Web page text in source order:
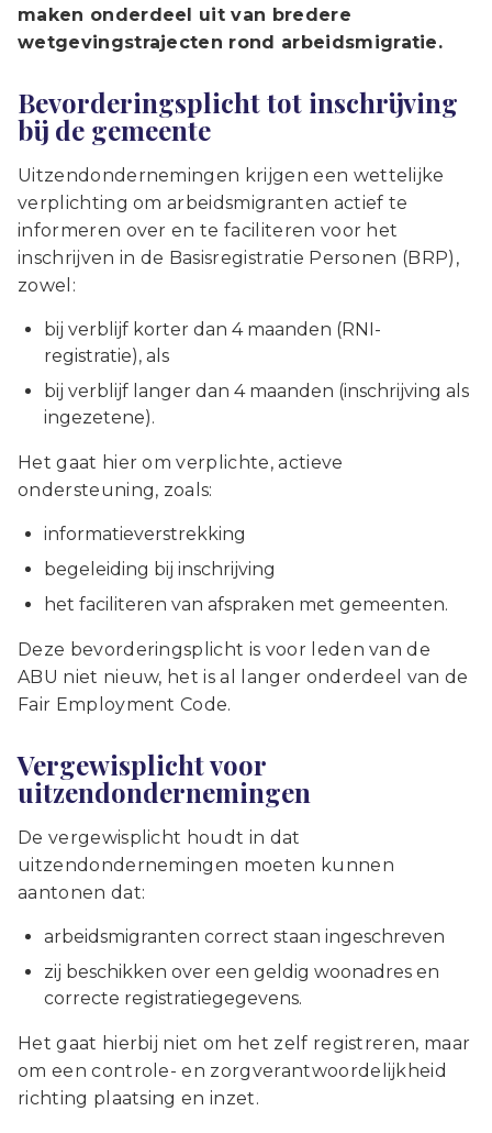
maken onderdeel uit van bredere
wetgevingstrajecten rond arbeidsmigratie.
Bevorderingsplicht tot inschrijving
bij de gemeente
Uitzendondernemingen krijgen een wettelijke
verplichting om arbeidsmigranten actief te
informeren over en te faciliteren voor het
inschrijven in de Basisregistratie Personen (BRP),
zowel:
bij verblijf korter dan 4 maanden (RNI-
registratie), als
bij verblijf langer dan 4 maanden (inschrijving als
ingezetene).
Het gaat hier om verplichte, actieve
ondersteuning, zoals:
informatieverstrekking
begeleiding bij inschrijving
het faciliteren van afspraken met gemeenten.
Deze bevorderingsplicht is voor leden van de
ABU niet nieuw, het is al langer onderdeel van de
Fair Employment Code.
Vergewisplicht voor
uitzendondernemingen
De vergewisplicht houdt in dat
uitzendondernemingen moeten kunnen
aantonen dat:
arbeidsmigranten correct staan ingeschreven
zij beschikken over een geldig woonadres en
correcte registratiegegevens.
Het gaat hierbij niet om het zelf registreren, maar
om een controle- en zorgverantwoordelijkheid
richting plaatsing en inzet.